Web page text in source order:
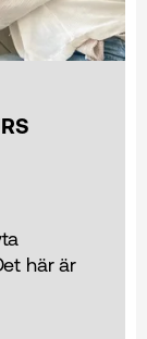
här är